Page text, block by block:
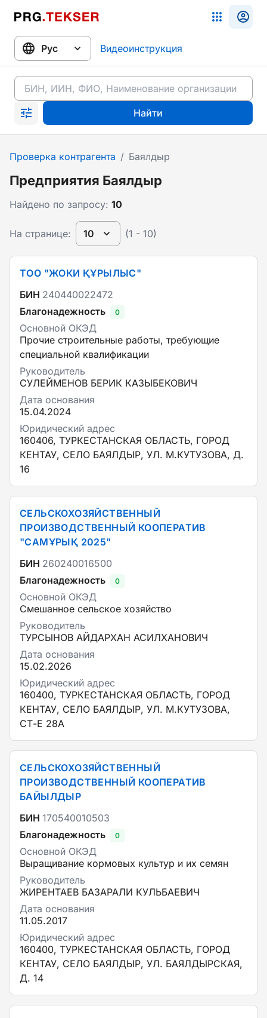
Видеоинструкция
Найти
Проверка контрагента / Баялдыр
Предприятия Баялдыр
Найдено по запросу: 10
На странице: 10 (1 - 10)
ТОО "ЖОКИ ҚҰРЫЛЫС"
БИН 240440022472
Благонадежность
0
Основной ОКЭД
Прочие строительные работы, требующие
специальной квалификации
Руководитель
СУЛЕЙМЕНОВ БЕРИК КАЗЫБЕКОВИЧ
Дата основания
15.04.2024
Юридический адрес
160406, ТУРКЕСТАНСКАЯ ОБЛАСТЬ, ГОРОД
КЕНТАУ, СЕЛО БАЯЛДЫР, УЛ. М.КУТУЗОВА, Д.
16
СЕЛЬСКОХОЗЯЙСТВЕННЫЙ
ПРОИЗВОДСТВЕННЫЙ КООПЕРАТИВ
"САМҰРЫҚ 2025"
БИН 260240016500
Благонадежность
0
Основной ОКЭД
Смешанное сельское хозяйство
Руководитель
ТУРСЫНОВ АЙДАРХАН АСИЛХАНОВИЧ
Дата основания
15.02.2026
Юридический адрес
160400, ТУРКЕСТАНСКАЯ ОБЛАСТЬ, ГОРОД
КЕНТАУ, СЕЛО БАЯЛДЫР, УЛ. М.КУТУЗОВА,
СТ-Е 28А
СЕЛЬСКОХОЗЯЙСТВЕННЫЙ
ПРОИЗВОДСТВЕННЫЙ КООПЕРАТИВ
БАЙЫЛДЫР
БИН 170540010503
Благонадежность
0
Основной ОКЭД
Выращивание кормовых культур и их семян
Руководитель
ЖИРЕНТАЕВ БАЗАРАЛИ КУЛЬБАЕВИЧ
Дата основания
11.05.2017
Юридический адрес
160400, ТУРКЕСТАНСКАЯ ОБЛАСТЬ, ГОРОД
КЕНТАУ, СЕЛО БАЯЛДЫР, УЛ. БАЯЛДЫРСКАЯ,
Д. 14